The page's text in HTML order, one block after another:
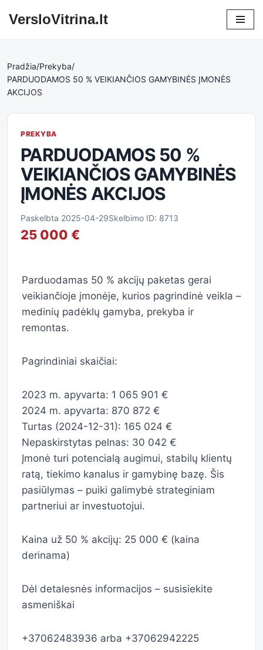
VersloVitrina.lt
Pradžia/Prekyba/
PARDUODAMOS 50 % VEIKIANČIOS GAMYBINĖS ĮMONĖS
AKCIJOS
PREKYBA
PARDUODAMOS 50 %
VEIKIANČIOS GAMYBINĖS
ĮMONĖS AKCIJOS
Paskelbta 2025-04-29Skelbimo ID: 8713
25 000 €
Parduodamas 50 % akcijų paketas gerai
veikiančioje įmonėje, kurios pagrindinė veikla –
medinių padėklų gamyba, prekyba ir
remontas.
Pagrindiniai skaičiai:
2023 m. apyvarta: 1 065 901 €
2024 m. apyvarta: 870 872 €
Turtas (2024-12-31): 165 024 €
Nepaskirstytas pelnas: 30 042 €
Įmonė turi potencialą augimui, stabilų klientų
ratą, tiekimo kanalus ir gamybinę bazę. Šis
pasiūlymas – puiki galimybė strateginiam
partneriui ar investuotojui.
Kaina už 50 % akcijų: 25 000 € (kaina
derinama)
Dėl detalesnės informacijos – susisiekite
asmeniškai
+37062483936 arba +37062942225